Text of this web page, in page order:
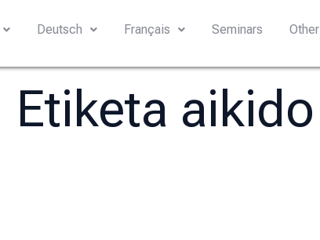
Deutsch Français Seminars Other
Etiketa aikido